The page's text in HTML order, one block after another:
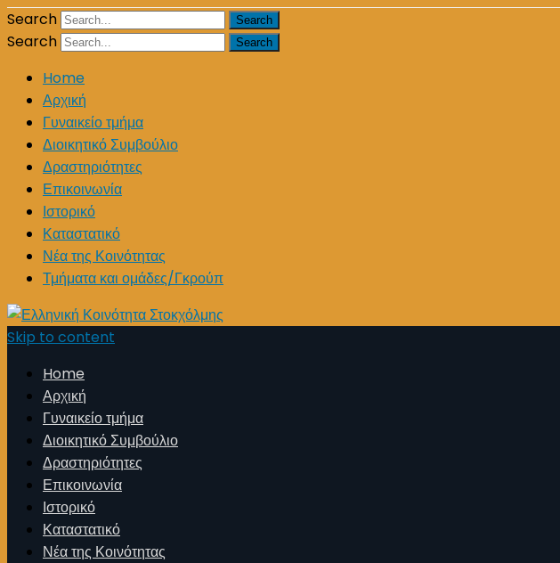
Search
Search
Home
Αρχική
Γυναικείο τμήμα
Διοικητικό Συμβούλιο
Δραστηριότητες
Επικοινωνία
Ιστορικό
Καταστατικό
Νέα της Κοινότητας
Τμήματα και ομάδες/Γκρούπ
Skip to content
Home
Αρχική
Γυναικείο τμήμα
Διοικητικό Συμβούλιο
Δραστηριότητες
Επικοινωνία
Ιστορικό
Καταστατικό
Νέα της Κοινότητας